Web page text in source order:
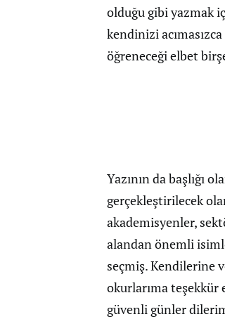
olduğu gibi yazmak
kendinizi
öğreneceği elbet
Yazının da başlığı
gerçekleştirilecek
akademisyenler,
alandan önemli
seçmiş. Kendilerine
okurlarıma teşekkür
güvenli günler